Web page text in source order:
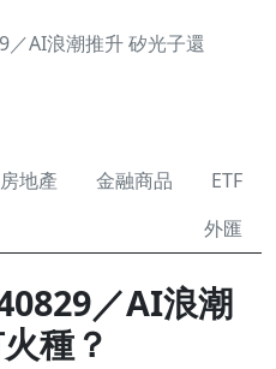
／AI浪潮推升 矽光子還
房地產 金融商品
ETF
外匯
／AI浪潮
種？